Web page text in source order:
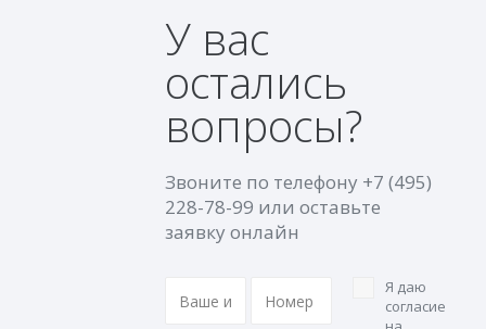
У вас
остались
вопросы?
Звоните по телефону +7 (495)
228-78-99 или оставьте
заявку онлайн
Я даю
согласие